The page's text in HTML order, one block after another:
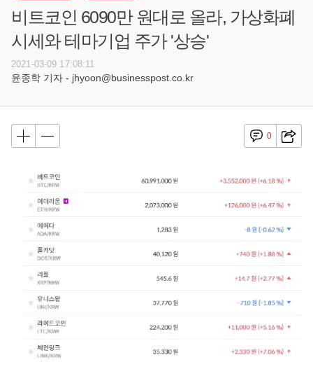
비트코인 6090만 원대로 올라, 가상화폐
시세와 테마기업 주가 '상승'
2021-03-09 17:08:11
윤종학 기자 - jhyoon@businesspost.co.kr
0